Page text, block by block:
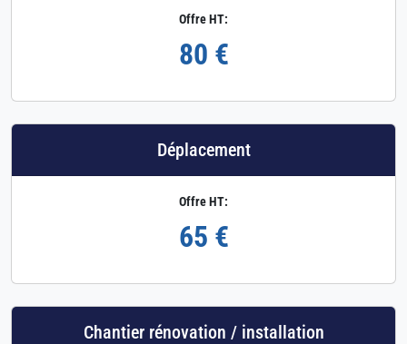
Offre HT:
80 €
Déplacement
Offre HT:
65 €
Chantier rénovation / installation